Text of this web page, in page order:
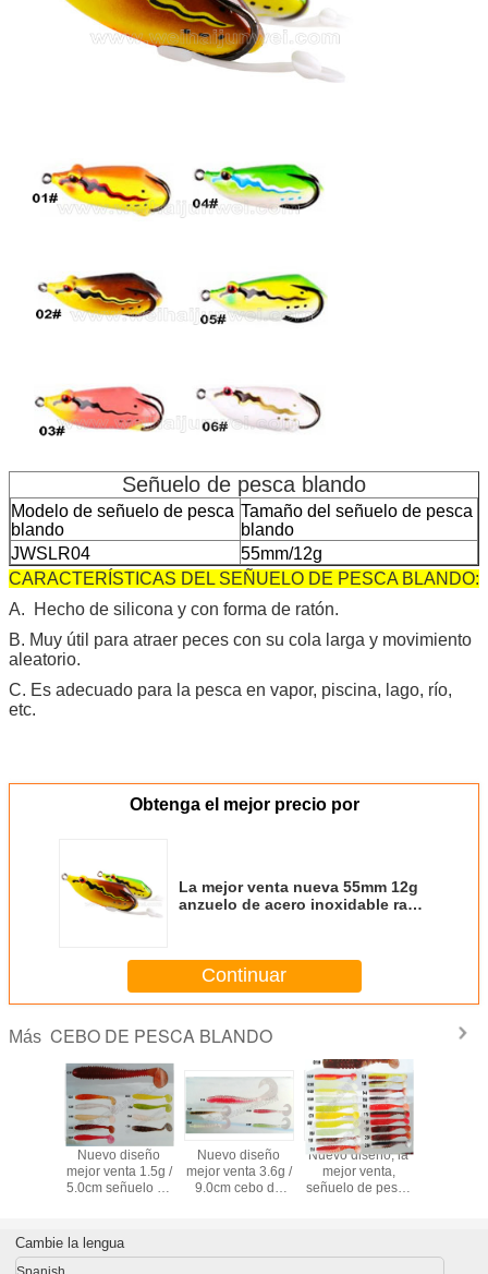
Señuelo de pesca blando
Modelo de señuelo de pesca
blando
Tamaño del señuelo de pesca
blando
JWSLR04
55mm/12g
CARACTERÍSTICAS DEL SEÑUELO DE PESCA BLANDO:
A. Hecho de silicona y con forma de ratón.
B. Muy útil para atraer peces con su cola larga y movimiento
aleatorio.
C. Es adecuado para la pesca en vapor, piscina, lago, río,
etc.
Obtenga el mejor precio por
La mejor venta nueva 55mm 12g
anzuelo de acero inoxidable rana
Continuar
Más CEBO DE PESCA BLANDO
Nuevo diseño
mejor venta 1.5g /
5.0cm señuelo de
Nuevo diseño
mejor venta 3.6g /
9.0cm cebo de
Nuevo diseño, la
mejor venta,
señuelo de pesca
Cambie la lengua